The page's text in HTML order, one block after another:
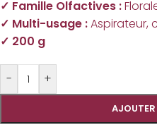
✓ Famille Olfactives :
✓ Multi-usage :Aspirateur,
✓ 200 g
- +
AJOUTER